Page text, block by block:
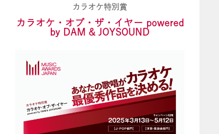
カラオケ特別賞
カラオケ・オブ・ザ・イヤー powered
by DAM & JOYSOUND